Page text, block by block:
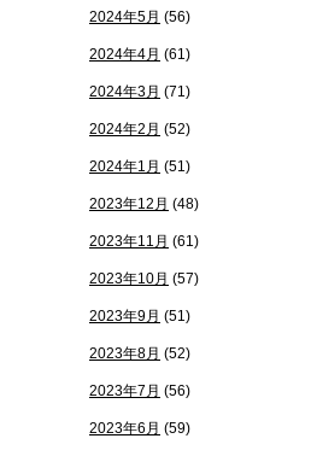
2024年5月 (56)
2024年4月 (61)
2024年3月 (71)
2024年2月 (52)
2024年1月 (51)
2023年12月 (48)
2023年11月 (61)
2023年10月 (57)
2023年9月 (51)
2023年8月 (52)
2023年7月 (56)
2023年6月 (59)